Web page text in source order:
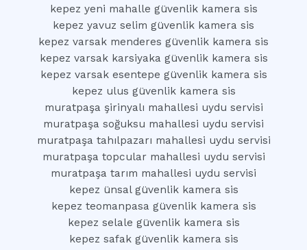
kepez yeni mahalle güvenlik kamera sis
kepez yavuz selim güvenlik kamera sis
kepez varsak menderes güvenlik kamera sis
kepez varsak karsiyaka güvenlik kamera sis
kepez varsak esentepe güvenlik kamera sis
kepez ulus güvenlik kamera sis
muratpaşa şirinyalı mahallesi uydu servisi
muratpaşa soğuksu mahallesi uydu servisi
muratpaşa tahılpazarı mahallesi uydu servisi
muratpaşa topcular mahallesi uydu servisi
muratpaşa tarım mahallesi uydu servisi
kepez ünsal güvenlik kamera sis
kepez teomanpasa güvenlik kamera sis
kepez selale güvenlik kamera sis
kepez safak güvenlik kamera sis